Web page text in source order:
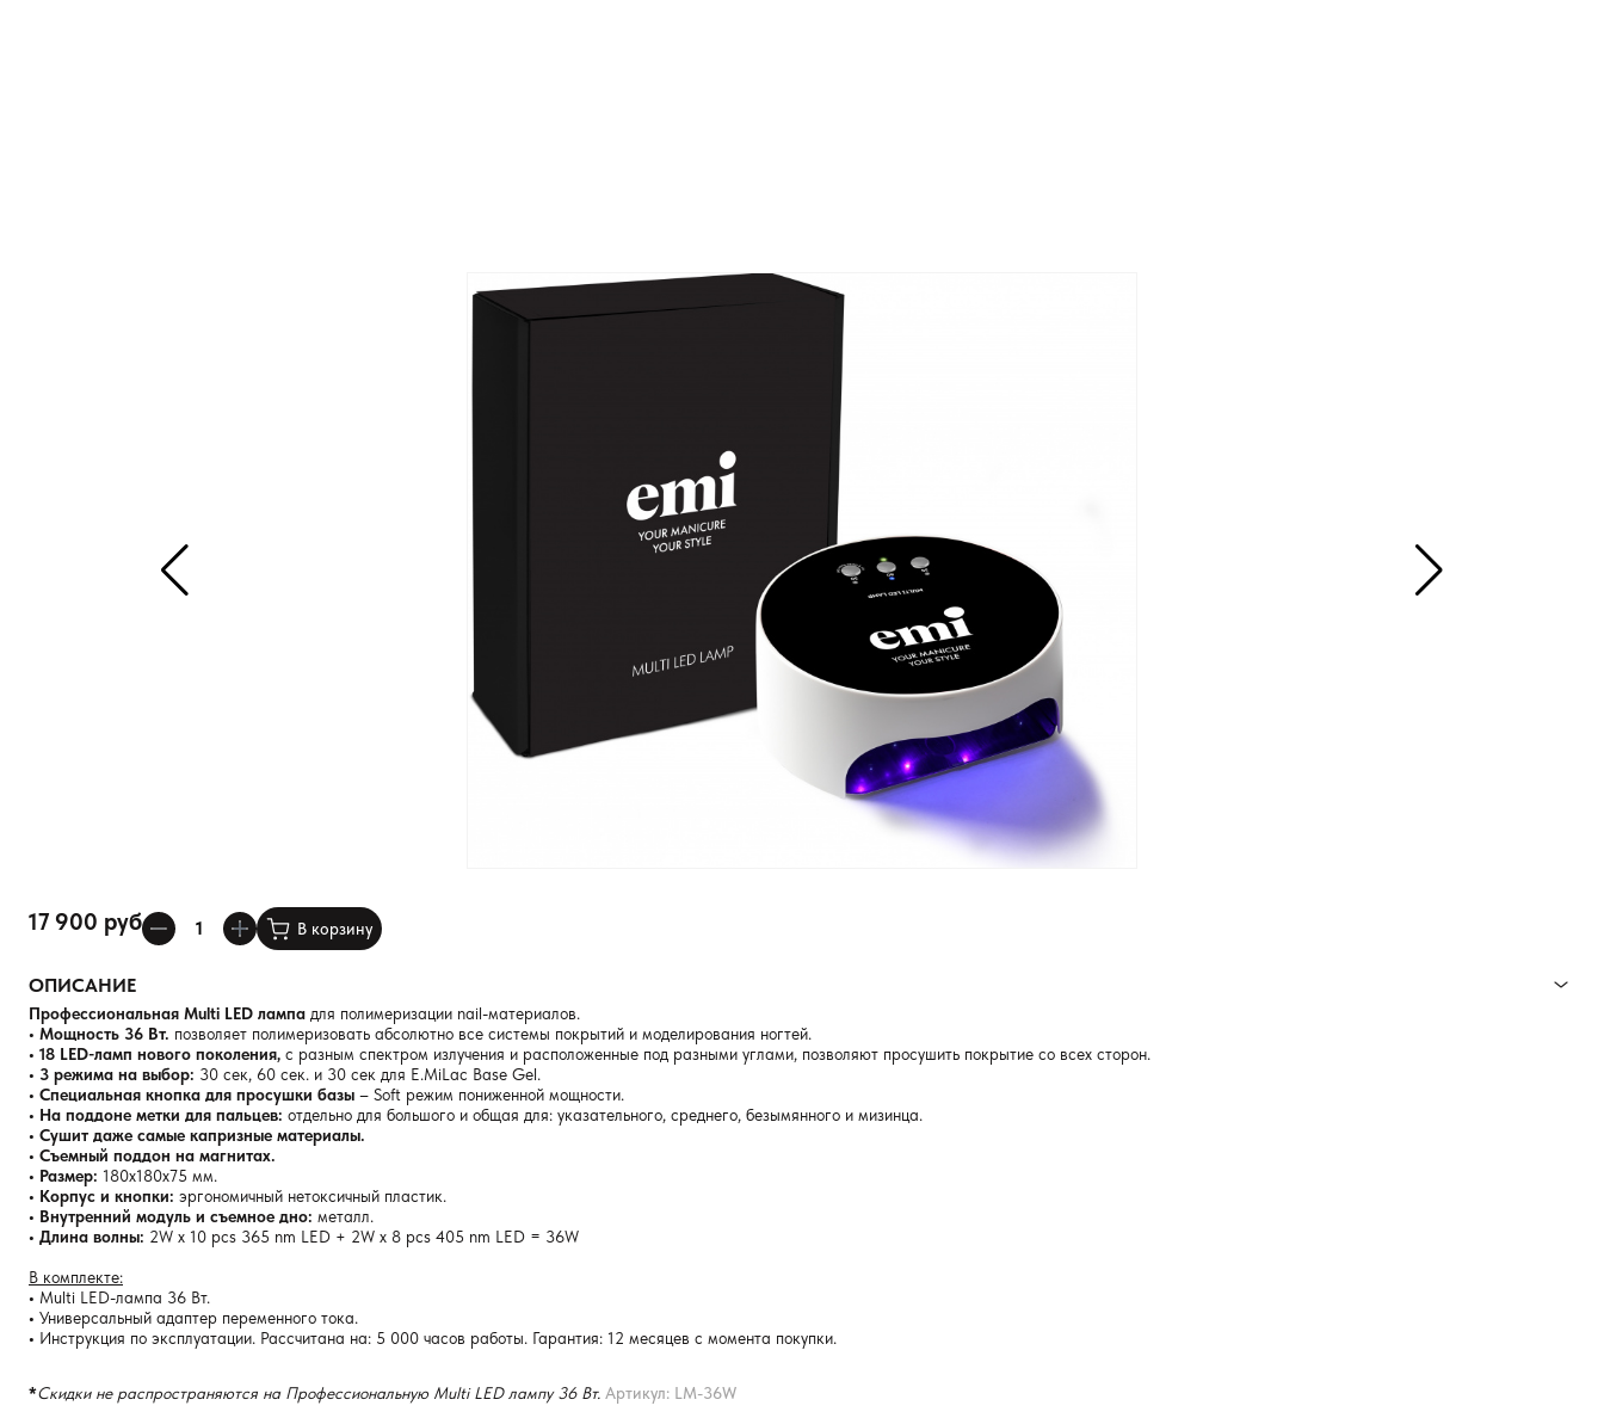
17 900 руб В корзину
ОПИСАНИЕ
Профессиональная Multi LED лампа для полимеризации nail-материалов.
• Мощность 36 Вт. позволяет полимеризовать абсолютно все системы покрытий и моделирования ногтей.
• 18 LED-ламп нового поколения, с разным спектром излучения и расположенные под разными углами, позволяют просушить покрытие со всех сторон.
• 3 режима на выбор: 30 сек, 60 сек. и 30 сек для E.MiLac Base Gel.
• Специальная кнопка для просушки базы – Soft режим пониженной мощности.
• На поддоне метки для пальцев: отдельно для большого и общая для: указательного, среднего, безымянного и мизинца.
• Сушит даже самые капризные материалы.
• Съемный поддон на магнитах.
• Размер: 180x180x75 мм.
• Корпус и кнопки: эргономичный нетоксичный пластик.
• Внутренний модуль и съемное дно: металл.
• Длина волны: 2W x 10 pcs 365 nm LED + 2W x 8 pcs 405 nm LED = 36W
В комплекте:
• Multi LED-лампа 36 Вт.
• Универсальный адаптер переменного тока.
• Инструкция по эксплуатации. Рассчитана на: 5 000 часов работы. Гарантия: 12 месяцев с момента покупки.
*Скидки не распространяются на Профессиональную Multi LED лампу 36 Вт. Артикул: LM-36W